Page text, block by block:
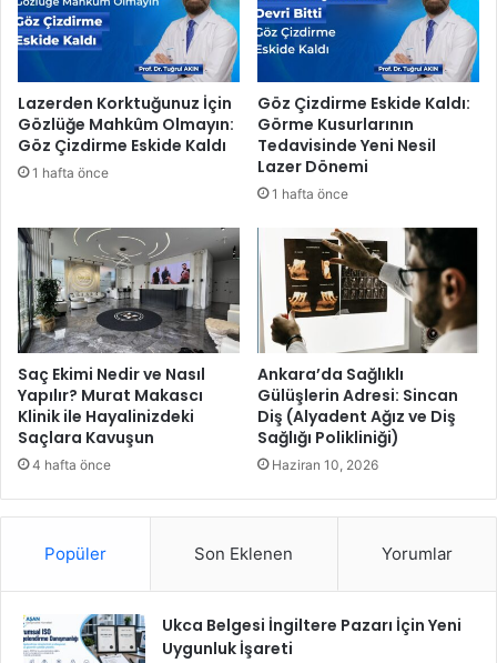
a
z
ı
n
A
t
i
'
n
y
z
e
7
8
'
i
t
a
m
a
m
Lazerden Korktuğunuz İçin
Gözlüğe Mahkûm Olmayın:
Göz Çizdirme Eskide Kaldı
1 hafta önce
Göz Çizdirme Eskide Kaldı:
Görme Kusurlarının
Tedavisinde Yeni Nesil
Lazer Dönemi
1 hafta önce
Saç Ekimi Nedir ve Nasıl
Yapılır? Murat Makascı
Klinik ile Hayalinizdeki
Saçlara Kavuşun
4 hafta önce
Ankara’da Sağlıklı
Gülüşlerin Adresi: Sincan
Diş (Alyadent Ağız ve Diş
Sağlığı Polikliniği)
Haziran 10, 2026
Popüler Son Eklenen Yorumlar
Ukca Belgesi İngiltere Pazarı İçin Yeni
Uygunluk İşareti